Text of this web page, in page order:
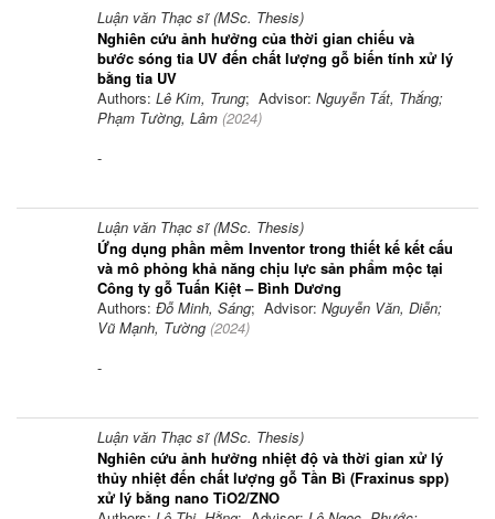
Luận văn Thạc sĩ (MSc. Thesis)
Nghiên cứu ảnh hưởng của thời gian chiếu và
bước sóng tia UV đến chất lượng gỗ biến tính xử lý
bằng tia UV
Authors: Lê Kim, Trung; Advisor: Nguyễn Tất, Thắng;
Phạm Tường, Lâm (2024)
-
Luận văn Thạc sĩ (MSc. Thesis)
Ứng dụng phần mềm Inventor trong thiết kế kết cấu
và mô phỏng khả năng chịu lực sản phẩm mộc tại
Công ty gỗ Tuấn Kiệt – Bình Dương
Authors: Đỗ Minh, Sáng; Advisor: Nguyễn Văn, Diễn;
Vũ Mạnh, Tường (2024)
-
Luận văn Thạc sĩ (MSc. Thesis)
Nghiên cứu ảnh hưởng nhiệt độ và thời gian xử lý
thủy nhiệt đến chất lượng gỗ Tần Bì (Fraxinus spp)
xử lý bằng nano TiO2/ZNO